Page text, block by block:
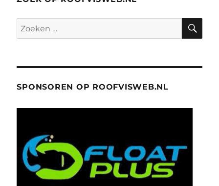
Zoeken
naar:
SPONSOREN OP ROOFVISWEB.NL